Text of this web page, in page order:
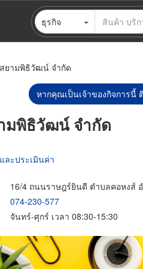
ธุรกิจ
ยามพิธิวัฒน์ จำกัด
หากคุณเป็นเจ้าของกิจการนี้
มพิธิวัฒน์ จำกัด
ละประเมินค่า
16/4 ถนนราษฎร์ยินดี ตำบลคอหงส์
074-230-577
จันทร์-ศุกร์ เวลา 08:30-15:30